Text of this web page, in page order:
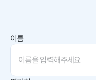
이름